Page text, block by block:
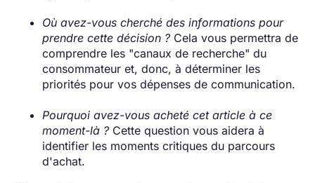
Où avez-vous cherché des informations pour
prendre cette décision ? Cela vous permettra de
comprendre les "canaux de recherche" du
consommateur et, donc, à déterminer les
priorités pour vos dépenses de communication.
Pourquoi avez-vous acheté cet article à ce
moment-là ? Cette question vous aidera à
identifier les moments critiques du parcours
d'achat.